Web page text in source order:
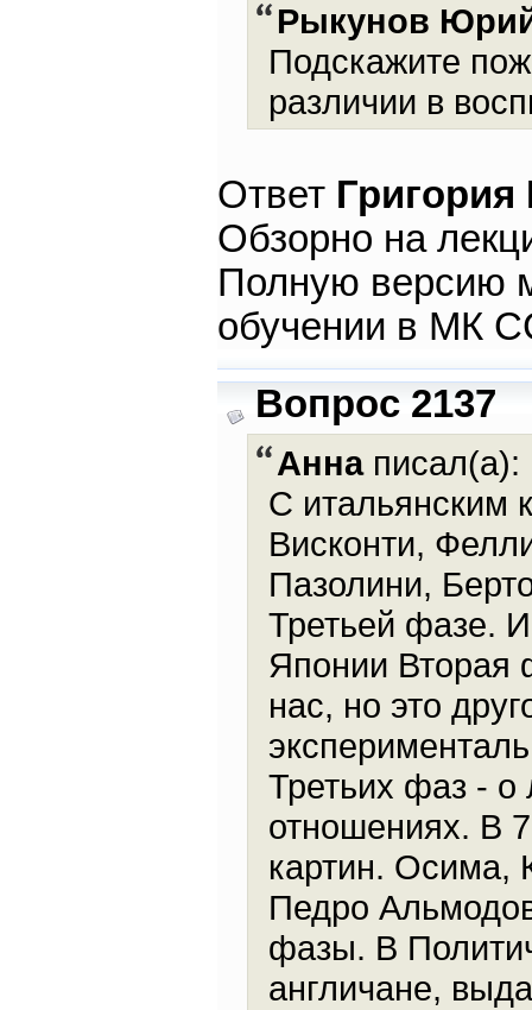
Рыкунов
Подскажите
различии в
Ответ
Обзорно на
Полную версию
обучении в МК
Вопрос 2137
Аннаписал(а):
С итальянским
Висконти,
Пазолини,
Третьей фазе.
Японии Вторая
нас, но это
Третьих фаз - о
отношениях. В
картин. Осима,
Педро
фазы. В
англичане,